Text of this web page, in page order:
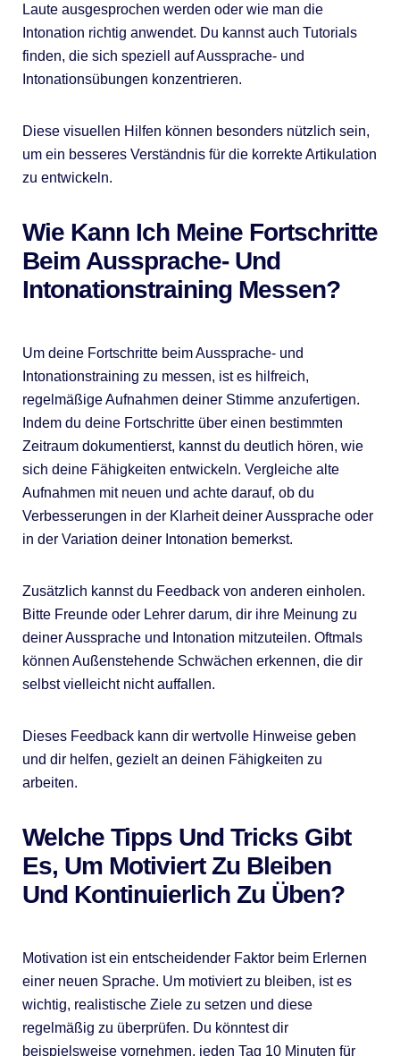
Laute ausgesprochen werden oder wie man die
Intonation richtig anwendet. Du kannst auch Tutorials
finden, die sich speziell auf Aussprache- und
Intonationsübungen konzentrieren.
Diese visuellen Hilfen können besonders nützlich sein,
um ein besseres Verständnis für die korrekte Artikulation
zu entwickeln.
Wie Kann Ich Meine Fortschritte
Beim Aussprache- Und
Intonationstraining Messen?
Um deine Fortschritte beim Aussprache- und
Intonationstraining zu messen, ist es hilfreich,
regelmäßige Aufnahmen deiner Stimme anzufertigen.
Indem du deine Fortschritte über einen bestimmten
Zeitraum dokumentierst, kannst du deutlich hören, wie
sich deine Fähigkeiten entwickeln. Vergleiche alte
Aufnahmen mit neuen und achte darauf, ob du
Verbesserungen in der Klarheit deiner Aussprache oder
in der Variation deiner Intonation bemerkst.
Zusätzlich kannst du Feedback von anderen einholen.
Bitte Freunde oder Lehrer darum, dir ihre Meinung zu
deiner Aussprache und Intonation mitzuteilen. Oftmals
können Außenstehende Schwächen erkennen, die dir
selbst vielleicht nicht auffallen.
Dieses Feedback kann dir wertvolle Hinweise geben
und dir helfen, gezielt an deinen Fähigkeiten zu
arbeiten.
Welche Tipps Und Tricks Gibt
Es, Um Motiviert Zu Bleiben
Und Kontinuierlich Zu Üben?
Motivation ist ein entscheidender Faktor beim Erlernen
einer neuen Sprache. Um motiviert zu bleiben, ist es
wichtig, realistische Ziele zu setzen und diese
regelmäßig zu überprüfen. Du könntest dir
beispielsweise vornehmen, jeden Tag 10 Minuten für